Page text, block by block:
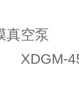
防腐
变